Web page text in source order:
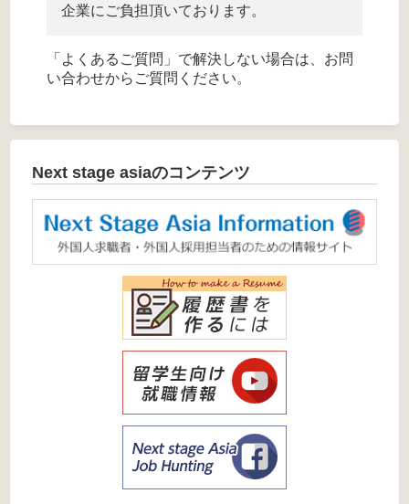
企業にご負担頂いております。
「よくあるご質問」で解決しない場合は、 お問
い合わせからご質問ください。
Next stage asiaのコンテンツ